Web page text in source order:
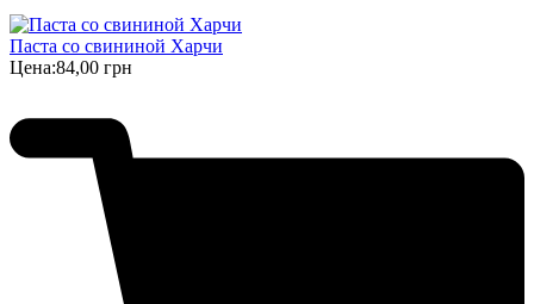
Паста со свининой Харчи
Цена:84,00 грн